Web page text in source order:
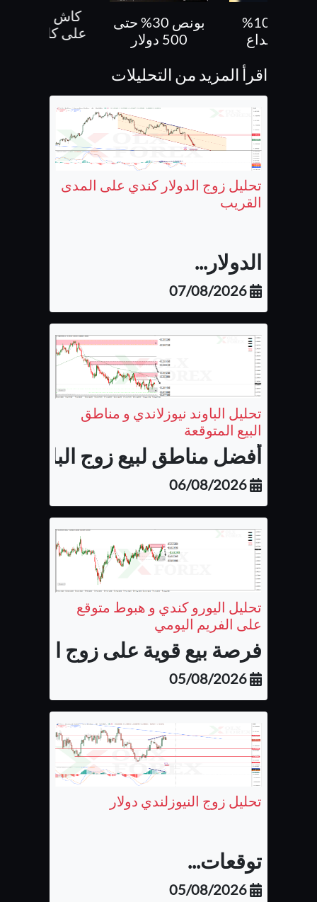
بونص 30% حتى
على كل صفقاتك
الايداع
اقرأ المزيد من التحليلات
تحليل زوج الدولار كندي على المدى
القريب
الدولار...
07/08/2026
تحليل الباوند نيوزلاندي و مناطق
البيع المتوقعة
أفضل مناطق لبيع زوج الباوند
06/08/2026
تحليل اليورو كندي و هبوط متوقع
على الفريم اليومي
فرصة بيع قوية على زوج اليورو
05/08/2026
تحليل زوج النيوزلندي دولار
توقعات...
05/08/2026